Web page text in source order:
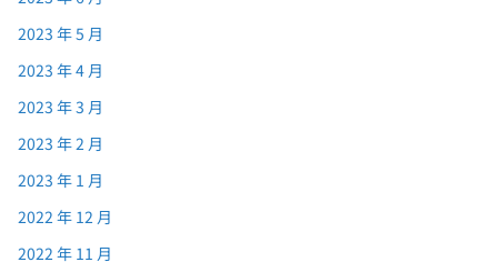
2023 年 5 月
2023 年 4 月
2023 年 3 月
2023 年 2 月
2023 年 1 月
2022 年 12 月
2022 年 11 月